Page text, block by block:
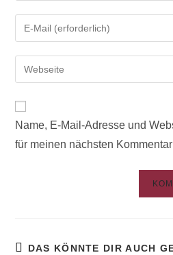
Name, E-Mail-Adresse und
für meinen nächsten
DAS KÖNNTE DIR AUCH